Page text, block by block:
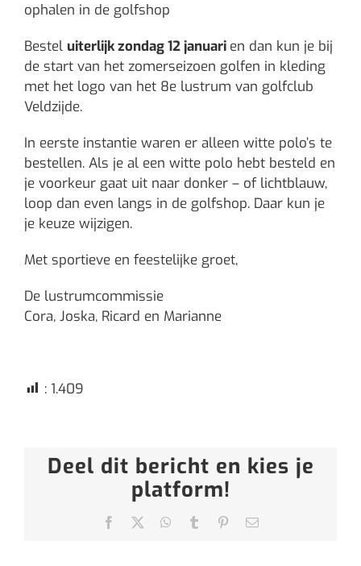
ophalen in de golfshop
Bestel uiterlijk zondag 12 januari en dan kun je bij
de start van het zomerseizoen golfen in kleding
met het logo van het 8e lustrum van golfclub
Veldzijde.
In eerste instantie waren er alleen witte polo’s te
bestellen. Als je al een witte polo hebt besteld en
je voorkeur gaat uit naar donker – of lichtblauw,
loop dan even langs in de golfshop. Daar kun je
je keuze wijzigen.
Met sportieve en feestelijke groet,
De lustrumcommissie
Cora, Joska, Ricard en Marianne
: 1.409
Deel dit bericht en kies je
platform!
Facebook WhatsApp
Tumblr Pinterest
E-